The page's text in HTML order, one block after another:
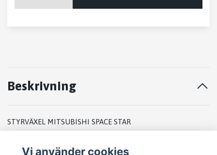
Beskrivning
STYRVÄXEL MITSUBISHI SPACE STAR
Vi använder cookies